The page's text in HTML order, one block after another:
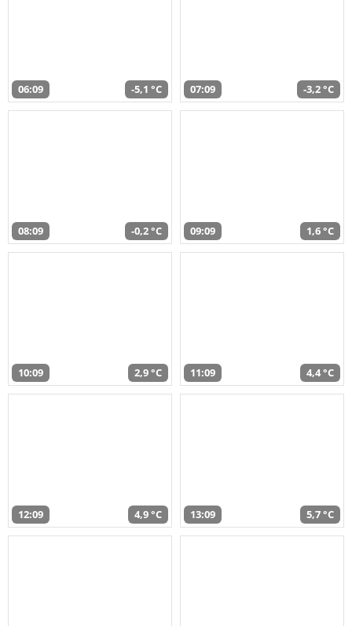
06:09 -5,1 °C 07:09 -3,2 °C
08:09 -0,2 °C 09:09 1,6 °C
10:09 2,9 °C 11:09 4,4 °C
12:09 4,9 °C 13:09 5,7 °C